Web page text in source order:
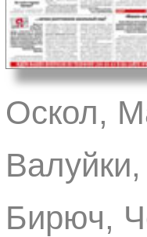
Оскол,
Бирюч,